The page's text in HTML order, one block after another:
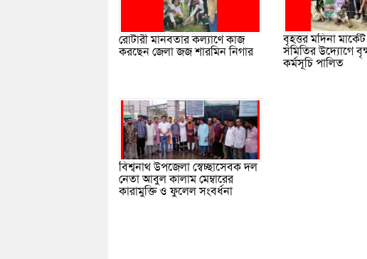
রোটারী মানবতার কল্যাণে কাজ
করছেন জেলা জজ শারমিন নিগার
বৃহত্তর মদিনা
সমিতির উদ্যোগে
কর্মসূচি পালিত
বিশ্বনাথ উপজেলা স্বেচ্ছাসেবক দল
নেতা আবুল কালাম মেম্বারের
কারামুক্তি ও ফুলেল সংবর্ধনা